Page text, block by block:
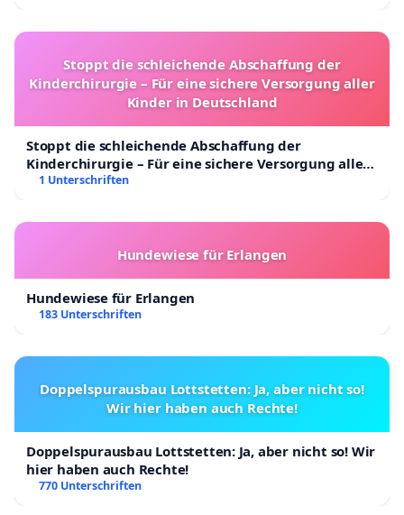
Stoppt die schleichende Abschaffung der
Kinderchirurgie – Für eine sichere Versorgung aller
Kinder in Deutschland
Stoppt die schleichende Abschaffung der
Kinderchirurgie – Für eine sichere Versorgung aller
Kinder in Deutschland
1 Unterschriften
Hundewiese für Erlangen
Hundewiese für Erlangen
183 Unterschriften
Doppelspurausbau Lottstetten: Ja, aber nicht so!
Wir hier haben auch Rechte!
Doppelspurausbau Lottstetten: Ja, aber nicht so! Wir
hier haben auch Rechte!
770 Unterschriften